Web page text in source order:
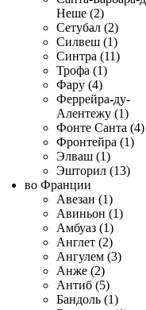
Неше (2)
Сетубал (2)
Силвеш (1)
Синтра (11)
Трофа (1)
Фару (4)
Феррейра-ду-
Алентежу (1)
Фонте Санта (4)
Фронтейра (1)
Элваш (1)
Эшторил (13)
во Франции
Авезан (1)
Авиньон (1)
Амбуаз (1)
Англет (2)
Ангулем (3)
Анже (2)
Антиб (5)
Бандоль (1)